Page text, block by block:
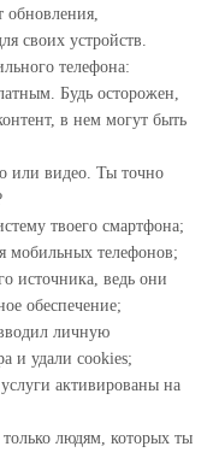
обновления,
своих устройств.
телефона:
Будь осторожен,
в нем могут быть
или видео. Ты точно
твоего смартфона;
мобильных телефонов;
источника, ведь они
обеспечение;
личную
и удали cookies;
активированы на
людям, которых ты